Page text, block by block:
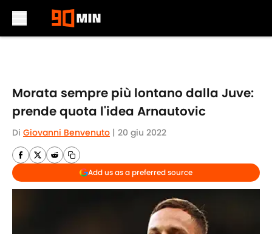
Morata sempre più lontano dalla Juve:
prende quota l'idea Arnautovic
Di Giovanni Benvenuto | 20 giu 2022
Add us as a preferred source